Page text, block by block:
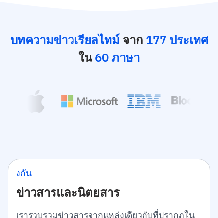
บทความข่าวเรียลไทม์จาก 177 ประเทศ
ใน60 ภาษา
งกัน
ข่าวสารและนิตยสาร
เรารวบรวมข่าวสารจากแหล่งเดียวกับที่ปรากฏใน